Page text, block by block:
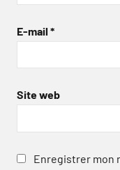
E-mail *
Site web
Enregistrer mon